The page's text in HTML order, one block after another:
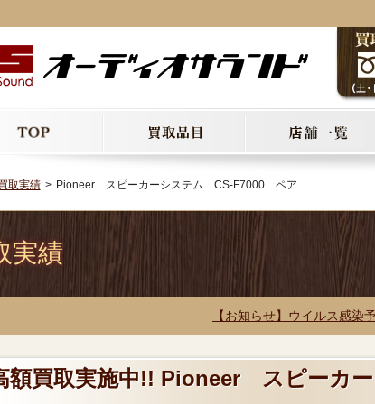
取実績 Pioneer スピーカーシステム CS-F7000 ペア
実績
【お知らせ】ウイルス感染
額買取実施中!! Pioneer スピーカ